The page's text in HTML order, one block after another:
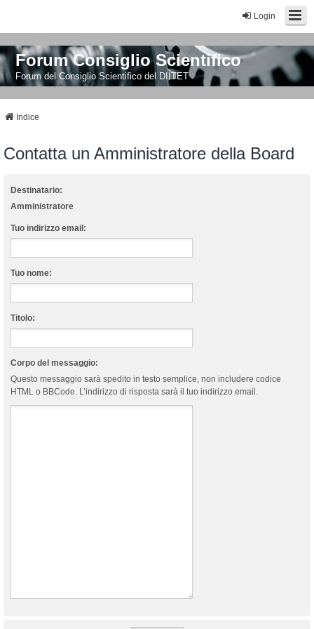
Login
Forum Consiglio Scientifico
Forum del Consiglio Scientifico del DIITET
Indice
Contatta un Amministratore della Board
Destinatario:
Amministratore
Tuo indirizzo email:
Tuo nome:
Titolo:
Corpo del messaggio:
Questo messaggio sarà spedito in testo semplice, non includere codice
HTML o BBCode. L’indirizzo di risposta sarà il tuo indirizzo email.